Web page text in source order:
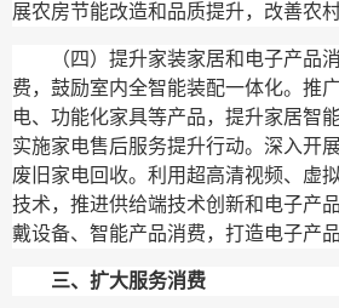
展农房节能改造和品质提升，改善农
（四）提升家装家居和电子产品消
费，鼓励室内全智能装配一体化。推
电、功能化家具等产品，提升家居智
实施家电售后服务提升行动。深入开
废旧家电回收。利用超高清视频、虚
技术，推进供给端技术创新和电子产
戴设备、智能产品消费，打造电子产
三、扩大服务消费